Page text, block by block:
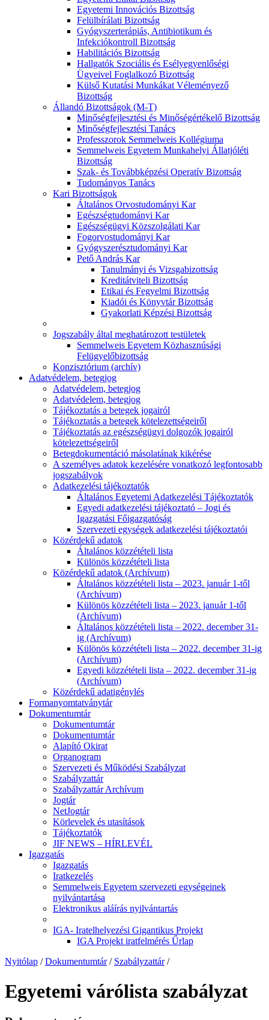
Egyetemi Innovációs Bizottság
Felülbírálati Bizottság
Gyógyszerterápiás, Antibiotikum és
Infekciókontroll Bizottság
Habilitációs Bizottság
Hallgatók Szociális és Esélyegyenlőségi
Ügyeivel Foglalkozó Bizottság
Külső Kutatási Munkákat Véleményező
Bizottság
Állandó Bizottságok (M-T)
Minőségfejlesztési és Minőségértékelő Bizottság
Minőségfejlesztési Tanács
Professzorok Semmelweis Kollégiuma
Semmelweis Egyetem Munkahelyi Állatjóléti
Bizottság
Szak- és Továbbképzési Operatív Bizottság
Tudományos Tanács
Kari Bizottságok
Általános Orvostudományi Kar
Egészségtudományi Kar
Egészségügyi Közszolgálati Kar
Fogorvostudományi Kar
Gyógyszerésztudományi Kar
Pető András Kar
Tanulmányi és Vizsgabizottság
Kreditátviteli Bizottság
Etikai és Fegyelmi Bizottság
Kiadói és Könyvtár Bizottság
Gyakorlati Képzési Bizottság
Jogszabály által meghatározott testületek
Semmelweis Egyetem Közhasznúsági
Felügyelőbizottság
Konzisztórium (archív)
Adatvédelem, betegjog
Adatvédelem, betegjog
Adatvédelem, betegjog
Tájékoztatás a betegek jogairól
Tájékoztatás a betegek kötelezettségeiről
Tájékoztatás az egészségügyi dolgozók jogairól
kötelezettségeiről
Betegdokumentáció másolatának kikérése
A személyes adatok kezelésére vonatkozó legfontosabb
jogszabályok
Adatkezelési tájékoztatók
Általános Egyetemi Adatkezelési Tájékoztatók
Egyedi adatkezelési tájékoztató – Jogi és
Igazgatási Főigazgatóság
Szervezeti egységek adatkezelési tájékoztatói
Közérdekű adatok
Általános közzétételi lista
Különös közzétételi lista
Közérdekű adatok (Archívum)
Általános közzétételi lista – 2023. január 1-től
(Archívum)
Különös közzétételi lista – 2023. január 1-től
(Archívum)
Általános közzétételi lista – 2022. december 31-
ig (Archívum)
Különös közzétételi lista – 2022. december 31-ig
(Archívum)
Egyedi közzétételi lista – 2022. december 31-ig
(Archívum)
Közérdekű adatigénylés
Formanyomtatványtár
Dokumentumtár
Dokumentumtár
Dokumentumtár
Alapító Okirat
Organogram
Szervezeti és Működési Szabályzat
Szabályzattár
Szabályzattár Archívum
Jogtár
NetJogtár
Körlevelek és utasítások
Tájékoztatók
JIF NEWS – HÍRLEVÉL
Igazgatás
Igazgatás
Iratkezelés
Semmelweis Egyetem szervezeti egységeinek
nyilvántartása
Elektronikus aláírás nyilvántartás
IGA- Iratelhelyezési Gigantikus Projekt
IGA Projekt iratfelmérés Űrlap
Nyitólap / Dokumentumtár / Szabályzattár /
Egyetemi várólista szabályzat